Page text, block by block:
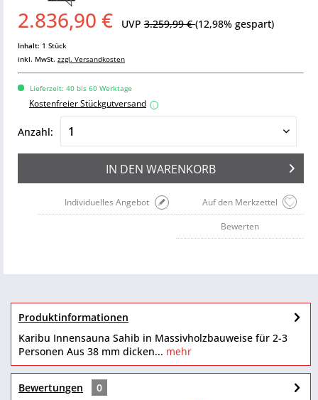
2.836,90 € UVP 3.259,99 €(12,98% gespart)
Inhalt: 1 Stück
inkl. MwSt. zzgl. Versandkosten
Lieferzeit: 40 bis 60 Werktage
Kostenfreier Stückgutversand i
Anzahl:
IN DEN WARENKORB
Auf den Merkzettel
Individuelles Angebot
Bewerten
Produktinformationen
Karibu Innensauna Sahib in Massivholzbauweise für 2-3
Personen Aus 38 mm dicken... mehr
Bewertungen
0